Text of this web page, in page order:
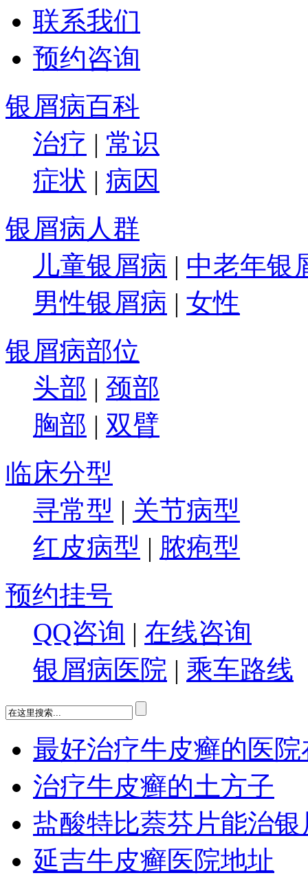
联系我们
预约咨询
银屑病百科
治疗 | 常识
症状 | 病因
银屑病人群
儿童银屑病 | 中老年银
男性银屑病 | 女性
银屑病部位
头部 | 颈部
胸部 | 双臂
临床分型
寻常型 | 关节病型
红皮病型 | 脓疱型
预约挂号
QQ咨询 | 在线咨询
银屑病医院 | 乘车路线
最好治疗牛皮癣的医院
治疗牛皮癣的土方子
盐酸特比萘芬片能治银
延吉牛皮癣医院地址